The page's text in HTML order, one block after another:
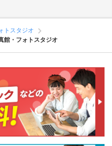
トスタジオ
館・フォトスタジオ